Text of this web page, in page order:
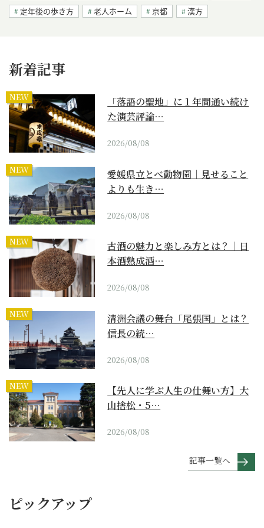
定年後の歩き方
老人ホーム 京都 漢方
新着記事
NEW
「落語の聖地」に１年間通い続け
た演芸評論…
2026/08/08
NEW
愛媛県立とべ動物園｜見せること
よりも生き…
2026/08/08
NEW
古酒の魅力と楽しみ方とは？｜日
本酒熟成酒…
2026/08/08
NEW
清洲会議の舞台「尾張国」とは？
信長の統…
2026/08/08
NEW
【先人に学ぶ人生の仕舞い方】大
山捨松・5…
2026/08/08
記事一覧へ
ピックアップ